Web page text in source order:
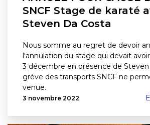
SNCF Stage de karaté
Steven Da Costa
Nous somme au regret de devoir
l'annulation du stage qui devait
3 décembre en présence de Steven
grève des transports SNCF ne
venue.
3 novembre 2022